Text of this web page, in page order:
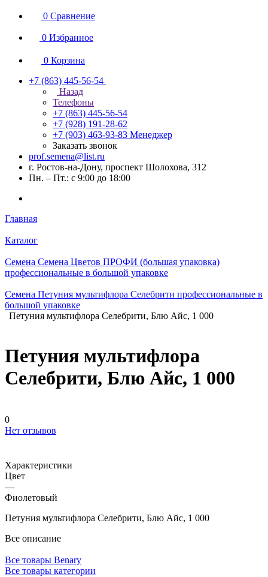
0 Сравнение
0 Избранное
0 Корзина
+7 (863) 445-56-54
Назад
Телефоны
+7 (863) 445-56-54
+7 (928) 191-28-62
+7 (903) 463-93-83 Менеджер
Заказать звонок
prof.semena@list.ru
г. Ростов-на-Дону, проспект Шолохова, 312
Пн. – Пт.: с 9:00 до 18:00
Главная
Каталог
Семена Семена Цветов ПРОФИ (большая упаковка)
профессиональные в большой упаковке
Семена Петуния мультифлора Селебрити профессиональные в
большой упаковке
Петуния мультифлора Селебрити, Блю Айс, 1 000
Петуния мультифлора
Селебрити, Блю Айс, 1 000
0
Нет отзывов
Характеристики
Цвет
—
Фиолетовый
Петуния мультифлора Селебрити, Блю Айс, 1 000
Все описание
Все товары Benary
Все товары категории